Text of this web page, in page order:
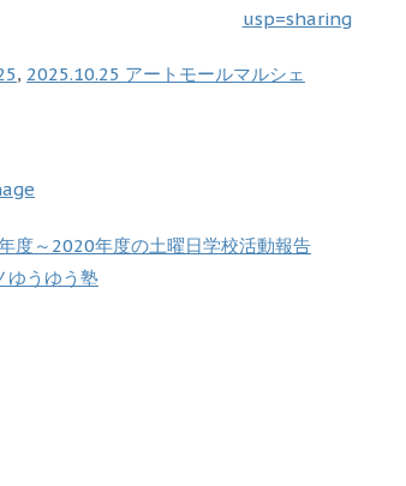
usp=sharing
, 2025.10.25 アートモールマルシェ
度～2020年度の土曜日学校活動報告
ゆうゆう塾